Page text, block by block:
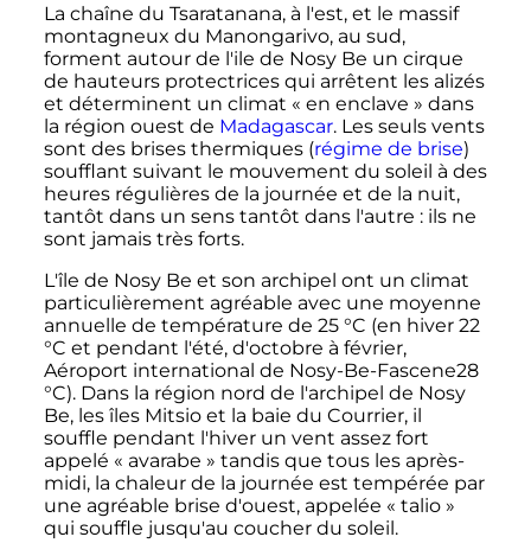
La chaîne du Tsaratanana, à l'est, et le massif
montagneux du Manongarivo, au sud,
forment autour de l'ile de Nosy Be un cirque
de hauteurs protectrices qui arrêtent les alizés
et déterminent un climat « en enclave » dans
la région ouest de Madagascar. Les seuls vents
sont des brises thermiques (régime de brise)
soufflant suivant le mouvement du soleil à des
heures régulières de la journée et de la nuit,
tantôt dans un sens tantôt dans l'autre : ils ne
sont jamais très forts.
L'île de Nosy Be et son archipel ont un climat
particulièrement agréable avec une moyenne
annuelle de température de 25 °C (en hiver 22
°C et pendant l'été, d'octobre à février,
Aéroport international de Nosy-Be-Fascene28
°C). Dans la région nord de l'archipel de Nosy
Be, les îles Mitsio et la baie du Courrier, il
souffle pendant l'hiver un vent assez fort
appelé « avarabe » tandis que tous les après-
midi, la chaleur de la journée est tempérée par
une agréable brise d'ouest, appelée « talio »
qui souffle jusqu'au coucher du soleil.